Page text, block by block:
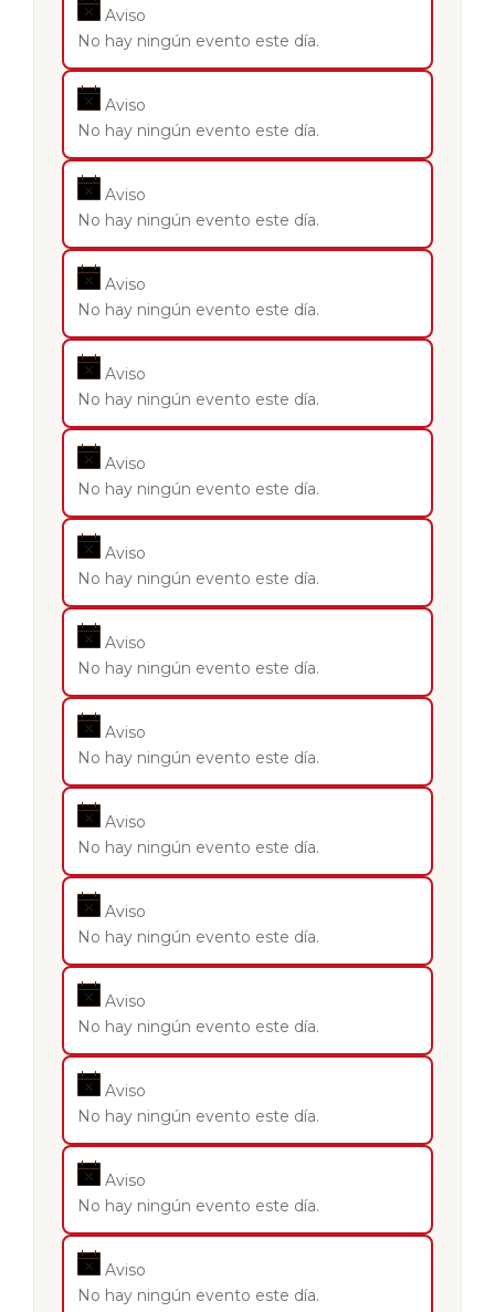
Aviso
No hay ningún evento este día.
Aviso
No hay ningún evento este día.
Aviso
No hay ningún evento este día.
Aviso
No hay ningún evento este día.
Aviso
No hay ningún evento este día.
Aviso
No hay ningún evento este día.
Aviso
No hay ningún evento este día.
Aviso
No hay ningún evento este día.
Aviso
No hay ningún evento este día.
Aviso
No hay ningún evento este día.
Aviso
No hay ningún evento este día.
Aviso
No hay ningún evento este día.
Aviso
No hay ningún evento este día.
Aviso
No hay ningún evento este día.
Aviso
No hay ningún evento este día.